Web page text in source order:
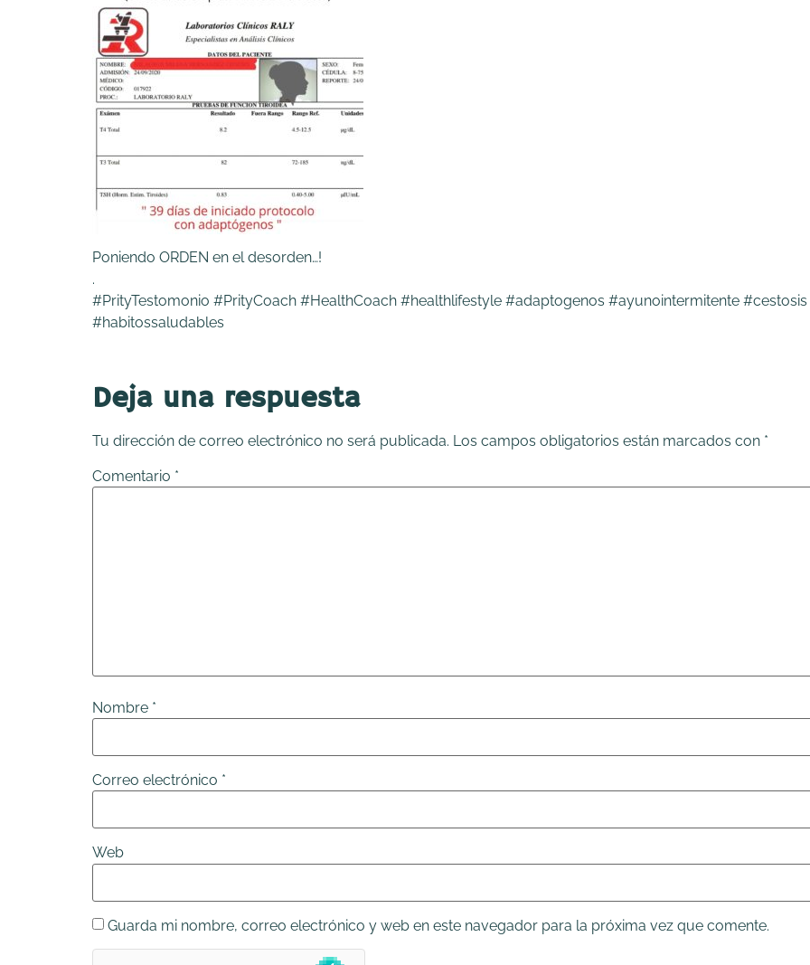
Poniendo ORDEN en el desorden…!
.
#PrityTestomonio #PrityCoach #HealthCoach #healthlifestyle #adaptogenos #ayunointermitente
#habitossaludables
Deja una respuesta
Tu dirección de correo electrónico no será publicada. Los campos obligatorios están marcados con *
Comentario *
Nombre *
Correo electrónico *
Web
Guarda mi nombre, correo electrónico y web en este navegador para la próxima vez que comente.